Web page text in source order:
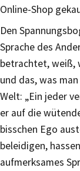
Online-Shop
Den
Sprache des
betrachtet, weiß,
und das, was
Welt: „Ein jeder
er auf die
bisschen Ego
beleidigen,
aufmerksames